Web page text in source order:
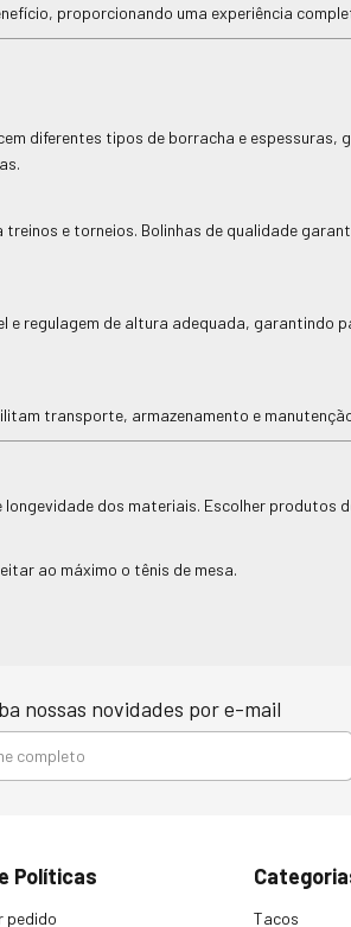
proporcionando uma experiência
diferentes tipos de borracha e
e torneios. Bolinhas de qualidade
e regulagem de altura adequada,
transporte, armazenamento e
dos materiais. Escolher
ao máximo o tênis de mesa.
nossas novidades por e-mail
Políticas
pedido Tacos